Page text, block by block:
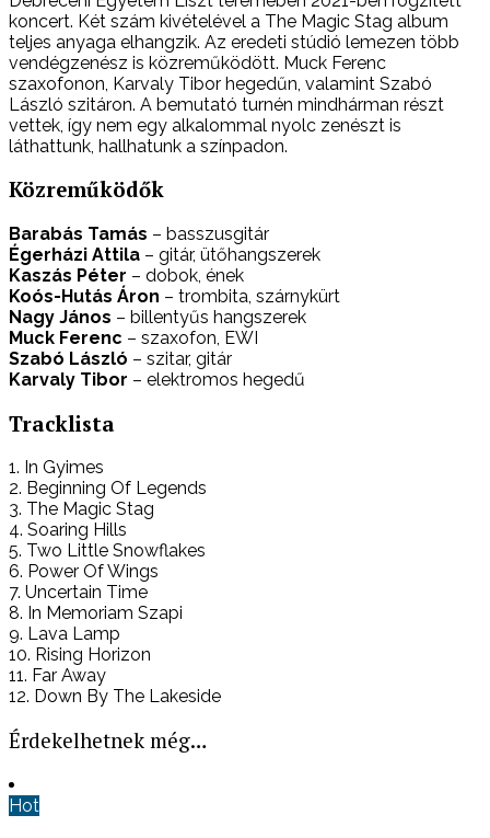
koncert. Két szám kivételével a The Magic Stag album
teljes anyaga elhangzik. Az eredeti stúdió lemezen több
vendégzenész is közreműködött. Muck Ferenc
szaxofonon, Karvaly Tibor hegedűn, valamint Szabó
László szitáron. A bemutató turnén mindhárman részt
vettek, így nem egy alkalommal nyolc zenészt is
láthattunk, hallhatunk a színpadon.
Közreműködők
Barabás Tamás – basszusgitár
Égerházi Attila – gitár, ütőhangszerek
Kaszás Péter – dobok, ének
Koós-Hutás Áron – trombita, szárnykürt
Nagy János – billentyűs hangszerek
Muck Ferenc – szaxofon, EWI
Szabó László – szitar, gitár
Karvaly Tibor – elektromos hegedű
Tracklista
1. In Gyimes
2. Beginning Of Legends
3. The Magic Stag
4. Soaring Hills
5. Two Little Snowflakes
6. Power Of Wings
7. Uncertain Time
8. In Memoriam Szapi
9. Lava Lamp
10. Rising Horizon
11. Far Away
12. Down By The Lakeside
Érdekelhetnek még…
Hot